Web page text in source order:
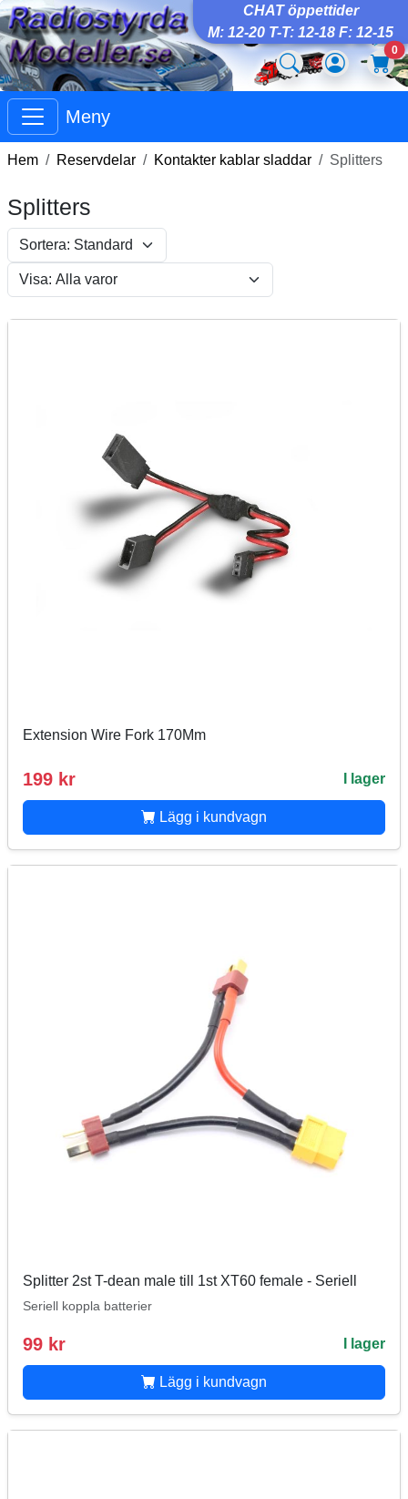
CHAT öppettider
M: 12-20 T-T: 12-18 F: 12-15
0
Meny
Hem Reservdelar Kontakter kablar sladdar Splitters
Splitters
Extension Wire Fork 170Mm
199 kr I lager
Lägg i kundvagn
Splitter 2st T-dean male till 1st XT60 female - Seriell
Seriell koppla batterier
99 kr I lager
Lägg i kundvagn